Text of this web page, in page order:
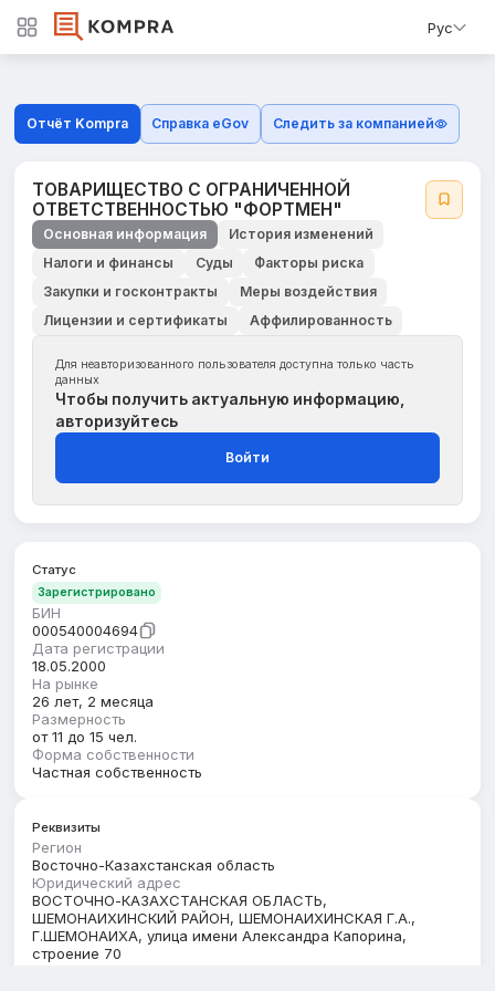
Рус
Отчёт Kompra Справка eGov Следить за компанией
ТОВАРИЩЕСТВО С ОГРАНИЧЕННОЙ
ОТВЕТСТВЕННОСТЬЮ "ФОРТМЕН"
Основная информация
История изменений
Налоги и финансы
Суды
Факторы риска
Закупки и госконтракты
Меры воздействия
Лицензии и сертификаты
Аффилированность
Для неавторизованного пользователя доступна только часть
данных
Чтобы получить актуальную информацию,
авторизуйтесь
Войти
Статус
Зарегистрировано
БИН
000540004694
Дата регистрации
18.05.2000
На рынке
26 лет, 2 месяца
Размерность
от 11 до 15 чел.
Форма собственности
Частная собственность
Реквизиты
Регион
Восточно-Казахстанская область
Юридический адрес
ВОСТОЧНО-КАЗАХСТАНСКАЯ ОБЛАСТЬ,
ШЕМОНАИХИНСКИЙ РАЙОН, ШЕМОНАИХИНСКАЯ Г.А.,
Г.ШЕМОНАИХА, улица имени Александра Капорина,
строение 70